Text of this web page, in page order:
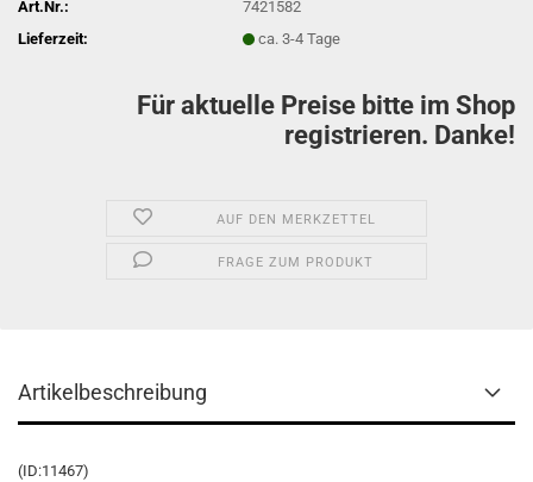
Art.Nr.:
7421582
Lieferzeit:
ca. 3-4 Tage
Für aktuelle Preise bitte im Shop
registrieren. Danke!
AUF DEN MERKZETTEL
FRAGE ZUM PRODUKT
Artikelbeschreibung
(ID:11467)